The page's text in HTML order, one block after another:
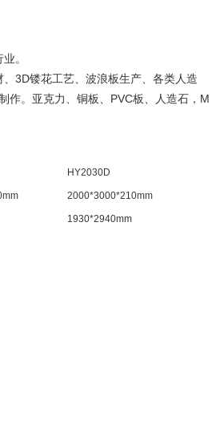
。
3D镂花工艺、波浪板生产、各类人造
作。亚克力、铜板、PVC板、人造石，M
HY2030D
2000*3000*210mm
1930*2940mm